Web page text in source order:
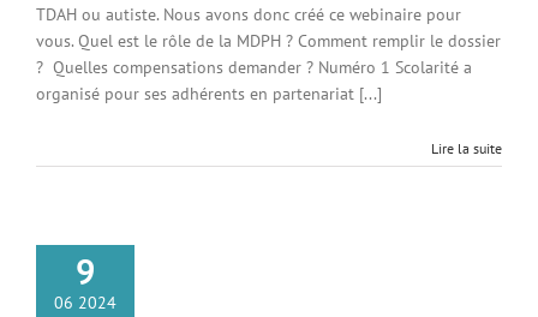
TDAH ou autiste. Nous avons donc créé ce webinaire pour
vous. Quel est le rôle de la MDPH ? Comment remplir le dossier
? Quelles compensations demander ? Numéro 1 Scolarité a
organisé pour ses adhérents en partenariat [...]
Lire la suite
9
06 2024